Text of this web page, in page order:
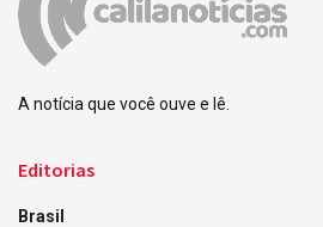
A notícia que você ouve e lê.
Editorias
Brasil